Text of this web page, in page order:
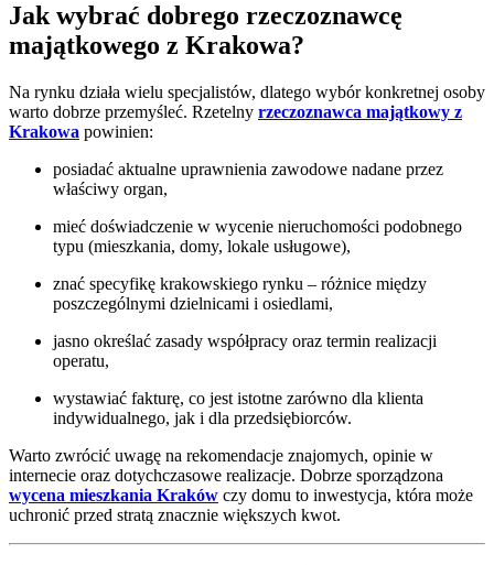
Jak wybrać dobrego rzeczoznawcę
majątkowego z Krakowa?
Na rynku działa wielu specjalistów, dlatego wybór konkretnej osoby
warto dobrze przemyśleć. Rzetelny rzeczoznawca majątkowy z
Krakowa powinien:
posiadać aktualne uprawnienia zawodowe nadane przez
właściwy organ,
mieć doświadczenie w wycenie nieruchomości podobnego
typu (mieszkania, domy, lokale usługowe),
znać specyfikę krakowskiego rynku – różnice między
poszczególnymi dzielnicami i osiedlami,
jasno określać zasady współpracy oraz termin realizacji
operatu,
wystawiać fakturę, co jest istotne zarówno dla klienta
indywidualnego, jak i dla przedsiębiorców.
Warto zwrócić uwagę na rekomendacje znajomych, opinie w
internecie oraz dotychczasowe realizacje. Dobrze sporządzona
wycena mieszkania Kraków czy domu to inwestycja, która może
uchronić przed stratą znacznie większych kwot.